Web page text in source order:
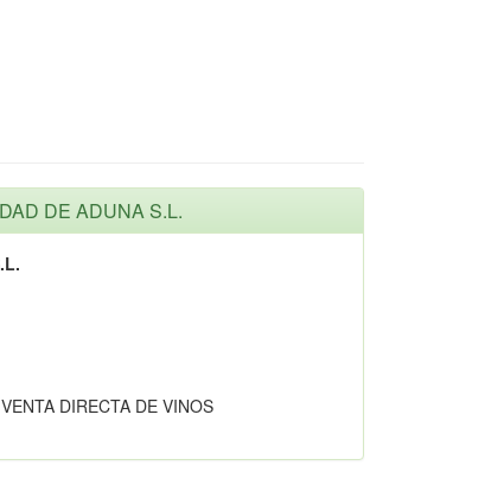
DE ADUNA S.L.
DIRECTA DE VINOS